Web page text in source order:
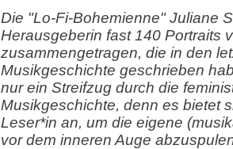
Die "Lo-Fi-Bohemienne" Juliane
Herausgeberin fast 140 Portraits
zusammengetragen, die in den
Musikgeschichte geschrieben
nur ein Streifzug durch die
Musikgeschichte, denn es bietet
Leser*in an, um die eigene
vor dem inneren Auge